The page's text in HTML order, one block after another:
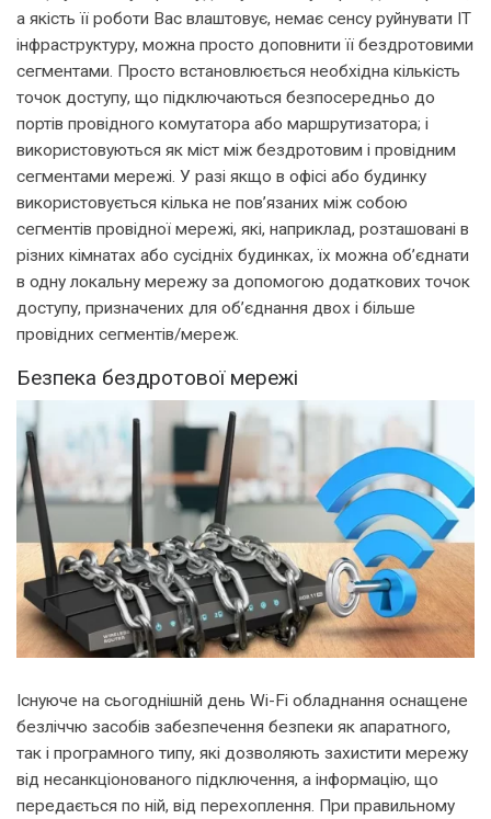
а якість її роботи Вас влаштовує, немає сенсу руйнувати ІТ
інфраструктуру, можна просто доповнити її бездротовими
сегментами. Просто встановлюється необхідна кількість
точок доступу, що підключаються безпосередньо до
портів провідного комутатора або маршрутизатора; і
використовуються як міст між бездротовим і провідним
сегментами мережі. У разі якщо в офісі або будинку
використовується кілька не пов’язаних між собою
сегментів провідної мережі, які, наприклад, розташовані в
різних кімнатах або сусідніх будинках, їх можна об’єднати
в одну локальну мережу за допомогою додаткових точок
доступу, призначених для об’єднання двох і більше
провідних сегментів/мереж.
Безпека бездротової мережі
Існуюче на сьогоднішній день Wi-Fi обладнання оснащене
безліччю засобів забезпечення безпеки як апаратного,
так і програмного типу, які дозволяють захистити мережу
від несанкціонованого підключення, а інформацію, що
передається по ній, від перехоплення. При правильному